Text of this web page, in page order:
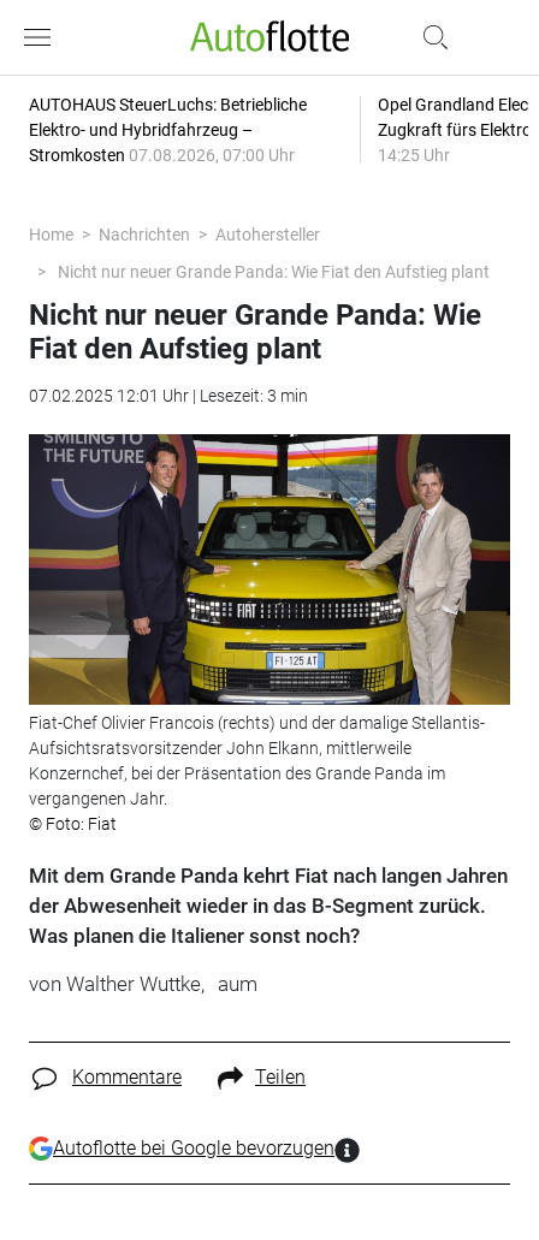
AUTOHAUS SteuerLuchs: Betriebliche
Elektro- und Hybridfahrzeug –
Stromkosten 07.08.2026, 07:00 Uhr
Opel Grandland
Zugkraft fürs
14:25 Uhr
Home Nachrichten
Autohersteller
Nicht nur neuer Grande Panda: Wie Fiat den Aufstieg plant
Nicht nur neuer Grande Panda: Wie
Fiat den Aufstieg plant
07.02.2025 12:01 Uhr | Lesezeit: 3 min
Fiat-Chef Olivier Francois (rechts) und der damalige Stellantis-
Aufsichtsratsvorsitzender John Elkann, mittlerweile
Konzernchef, bei der Präsentation des Grande Panda im
vergangenen Jahr.
© Foto: Fiat
Mit dem Grande Panda kehrt Fiat nach langen Jahren
der Abwesenheit wieder in das B-Segment zurück.
Was planen die Italiener sonst noch?
von Walther Wuttke, aum
Kommentare Teilen
Autoflotte bei Google bevorzugen